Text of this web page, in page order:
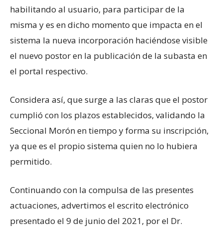
habilitando al usuario, para participar de la
misma y es en dicho momento que impacta en el
sistema la nueva incorporación haciéndose visible
el nuevo postor en la publicación de la subasta en
el portal respectivo.
Considera así, que surge a las claras que el postor
cumplió con los plazos establecidos, validando la
Seccional Morón en tiempo y forma su inscripción,
ya que es el propio sistema quien no lo hubiera
permitido.
Continuando con la compulsa de las presentes
actuaciones, advertimos el escrito electrónico
presentado el 9 de junio del 2021, por el Dr.